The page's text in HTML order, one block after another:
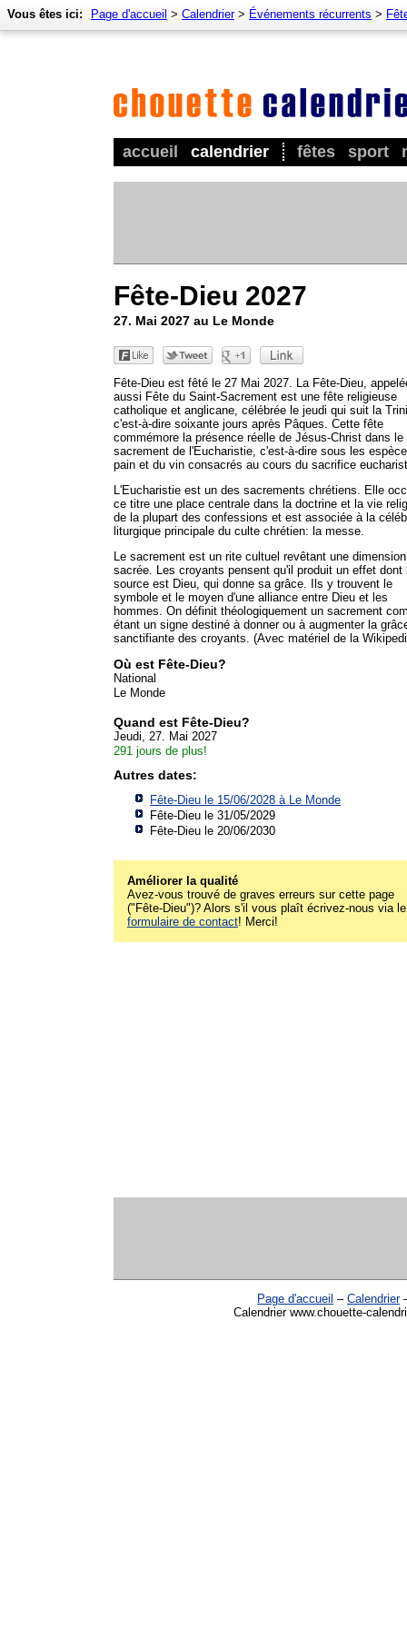
accueil calendrier fêtes sport
Vous êtes ici: Page d'accueil > Calendrier> Événements récurrents >
Fête-Dieu 2027
27. Mai 2027 au Le Monde
Fête-Dieu est fêté le 27 Mai 2027. La Fête-Dieu,
aussi Fête du Saint-Sacrement est une fête religieuse
catholique et anglicane, célébrée le jeudi qui suit la
c'est-à-dire soixante jours après Pâques. Cette fête
commémore la présence réelle de Jésus-Christ dans le
sacrement de l'Eucharistie, c'est-à-dire sous les
pain et du vin consacrés au cours du sacrifice
L'Eucharistie est un des sacrements chrétiens. Elle
ce titre une place centrale dans la doctrine et la vie
de la plupart des confessions et est associée à la
liturgique principale du culte chrétien: la messe.
Le sacrement est un rite cultuel revêtant une dimension
sacrée. Les croyants pensent qu'il produit un effet dont
source est Dieu, qui donne sa grâce. Ils y trouvent le
symbole et le moyen d'une alliance entre Dieu et les
hommes. On définit théologiquement un sacrement
étant un signe destiné à donner ou à augmenter la
sanctifiante des croyants. (Avec matériel de la
Où est Fête-Dieu?
National
Le Monde
Quand est Fête-Dieu?
Jeudi, 27. Mai 2027
291 jours de plus!
Autres dates:
Fête-Dieu le 15/06/2028 à
Le Monde
Fête-Dieu le 31/05/2029
Fête-Dieu le 20/06/2030
Améliorer la qualité
Avez-vous trouvé de graves erreurs sur cette page
("Fête-Dieu")? Alors s'il vous plaît écrivez-nous via le
formulaire de contact! Merci!
Page d'accueil – Calendrier
Calendrier www.chouette-